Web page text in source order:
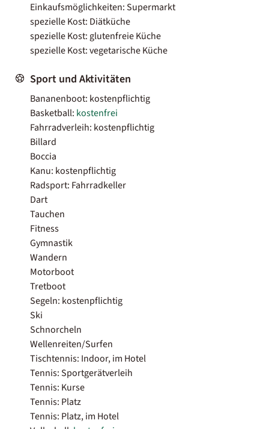
Einkaufsmöglichkeiten: Supermarkt
spezielle Kost: Diätküche
spezielle Kost: glutenfreie Küche
spezielle Kost: vegetarische Küche
Sport und Aktivitäten
Bananenboot: kostenpflichtig
Basketball: kostenfrei
Fahrradverleih: kostenpflichtig
Billard
Boccia
Kanu: kostenpflichtig
Radsport: Fahrradkeller
Dart
Tauchen
Fitness
Gymnastik
Wandern
Motorboot
Tretboot
Segeln: kostenpflichtig
Ski
Schnorcheln
Wellenreiten/Surfen
Tischtennis: Indoor, im Hotel
Tennis: Sportgerätverleih
Tennis: Kurse
Tennis: Platz
Tennis: Platz, im Hotel